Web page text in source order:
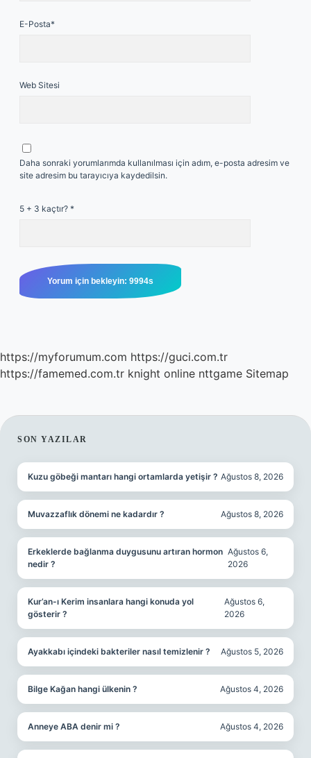
E-Posta*
Web Sitesi
Daha sonraki yorumlarımda kullanılması için adım, e-posta adresim ve
site adresim bu tarayıcıya kaydedilsin.
5 + 3 kaçtır? *
https://myforumum.com https://guci.com.tr
https://famemed.com.tr knight online nttgame Sitemap
SIDEBAR
SON YAZILAR
Kuzu göbeği mantarı hangi ortamlarda yetişir ? Ağustos 8, 2026
Muvazzaflık dönemi ne kadardır ? Ağustos 8, 2026
Erkeklerde bağlanma duygusunu artıran hormon
nedir ?
Ağustos 6,
2026
Kur’an-ı Kerim insanlara hangi konuda yol
gösterir ?
Ağustos 6,
2026
Ayakkabı içindeki bakteriler nasıl temizlenir ? Ağustos 5, 2026
Bilge Kağan hangi ülkenin ? Ağustos 4, 2026
Anneye ABA denir mi ? Ağustos 4, 2026